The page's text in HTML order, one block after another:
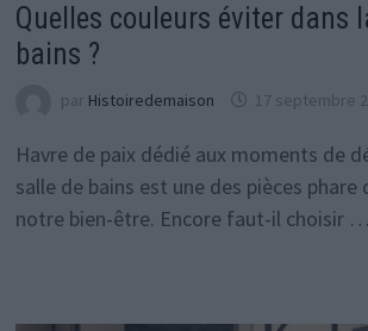
Quelles couleurs éviter dans
bains ?
par Histoiredemaison 17 septembre
Havre de paix dédié aux moments de
salle de bains est une des pièces phare
notre bien-être. Encore faut-il choisir …